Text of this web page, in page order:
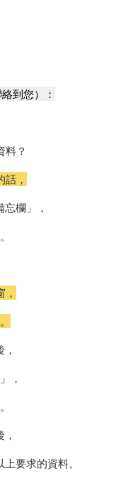
到您）：
料？
，
欄」，
，
要求的資料。